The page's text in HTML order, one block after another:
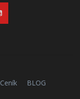
Ceník BLOG